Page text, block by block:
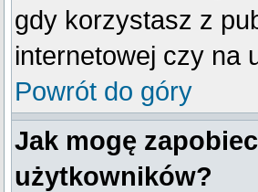
gdy korzystasz z
internetowej czy na
Powrót do góry
Jak mogę
użytkowników?